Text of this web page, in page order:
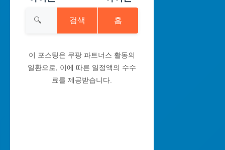
검색 홈
이 포스팅은 쿠팡 파트너스 활동의
일환으로, 이에 따른 일정액의 수수
료를 제공받습니다.